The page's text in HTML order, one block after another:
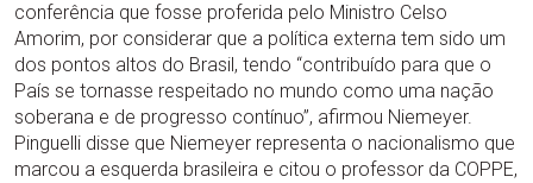
conferência que fosse proferida pelo Ministro Celso
Amorim, por considerar que a política externa tem sido um
dos pontos altos do Brasil, tendo “contribuído para que o
País se tornasse respeitado no mundo como uma nação
soberana e de progresso contínuo”, afirmou Niemeyer.
Pinguelli disse que Niemeyer representa o nacionalismo que
marcou a esquerda brasileira e citou o professor da COPPE,